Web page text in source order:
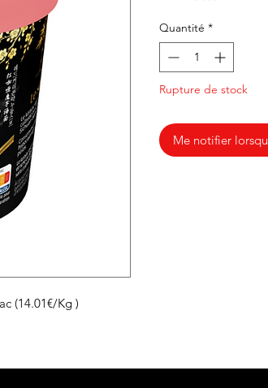
(14.01€/Kg )
Quantité *
Rupture de stock
Me notifier